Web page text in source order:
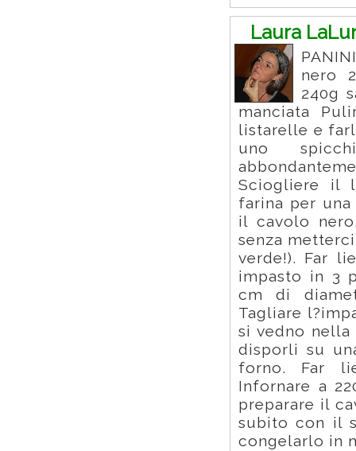
Laura
nero
240g
manciata
listarelle e
uno
Sciogliere il
farina per
il cavolo
senza
verde!). Far
impasto in 3
cm di
Tagliare
si vedno
disporli su
forno. Far
Infornare a
preparare il
subito con il
congelarlo in